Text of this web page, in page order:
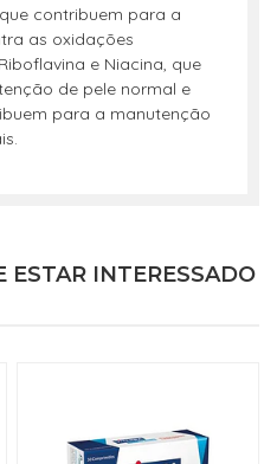
contribuem para a
as oxidações
e Niacina, que
de pele normal e
para a manutenção
INTERESSADO